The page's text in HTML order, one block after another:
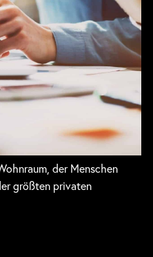
der Menschen
größten privaten